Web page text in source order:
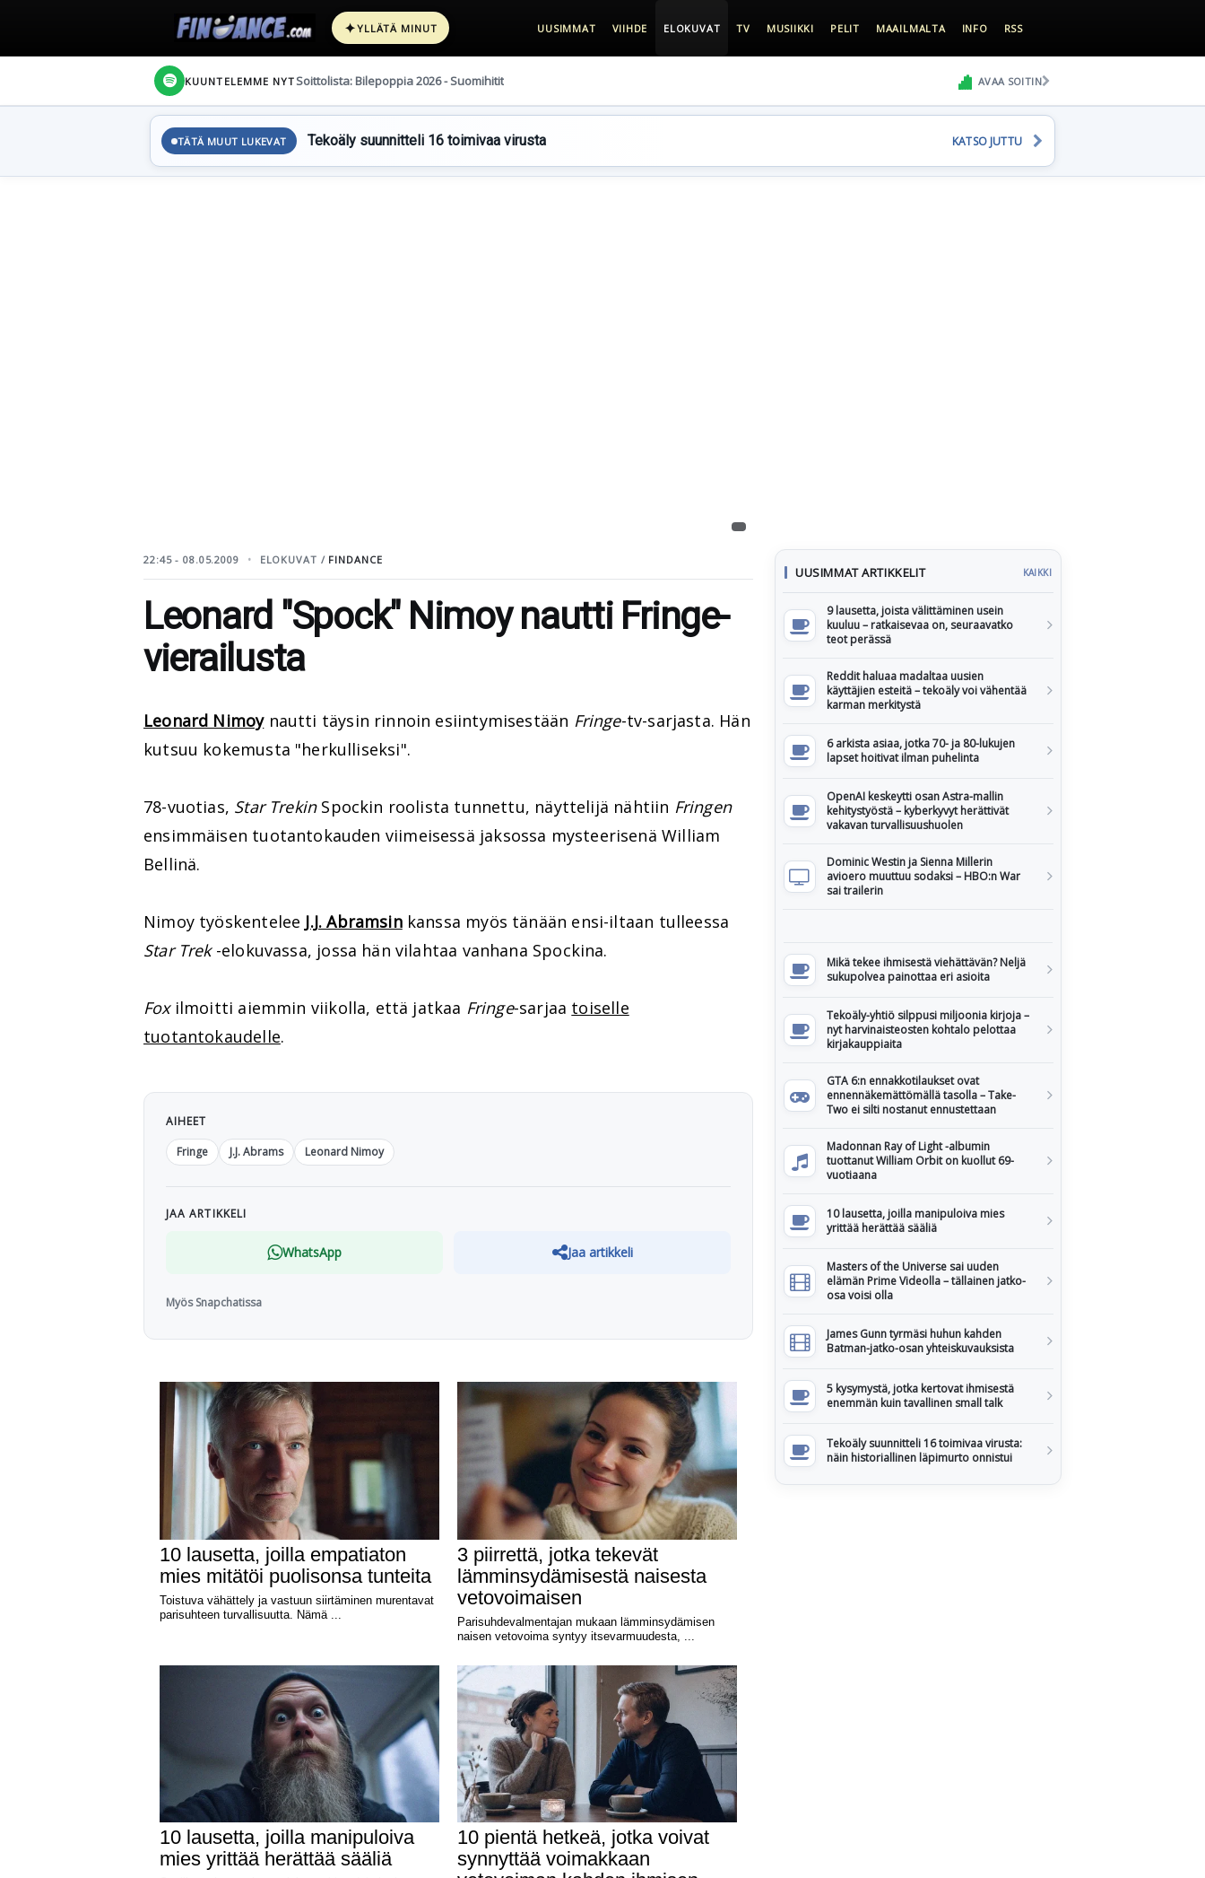
✦YLLÄTÄ MINUT UUSIMMAT VIIHDE ELOKUVAT TV MUSIIKKI PELIT MAAILMALTA INFO RSS
KUUNTELEMME NYT Soittolista: Bilepoppia 2026 - Suomihitit AVAA SOITIN
TÄTÄ MUUT LUKEVAT Tekoäly suunnitteli 16 toimivaa virusta KATSO JUTTU
22:45 - 08.05.2009 ELOKUVAT / FINDANCE
Leonard "Spock" Nimoy nautti Fringe-
vierailusta
Leonard Nimoynautti täysin rinnoin esiintymisestään Fringe-tv-sarjasta. Hän
kutsuu kokemusta "herkulliseksi".
78-vuotias, Star TrekinSpockin roolista tunnettu, näyttelijä nähtiin Fringen
ensimmäisen tuotantokauden viimeisessä jaksossa mysteerisenä William
Bellinä.
Nimoy työskentelee J.J. Abramsinkanssa myös tänään ensi-iltaan tulleessa
Star Trek-elokuvassa, jossa hän vilahtaa vanhana Spockina.
Foxilmoitti aiemmin viikolla, että jatkaa Fringe-sarjaa toiselle
tuotantokaudelle.
AIHEET
Fringe
J.J. Abrams Leonard Nimoy
JAA ARTIKKELI
WhatsApp Jaa artikkeli
Myös Snapchatissa
UUSIMMAT ARTIKKELIT KAIKKI
9 lausetta, joista välittäminen usein
kuuluu – ratkaisevaa on, seuraavatko
teot perässä
Reddit haluaa madaltaa uusien
käyttäjien esteitä – tekoäly voi vähentää
karman merkitystä
6 arkista asiaa, jotka 70- ja 80-lukujen
lapset hoitivat ilman puhelinta
OpenAI keskeytti osan Astra-mallin
kehitystyöstä – kyberkyvyt herättivät
vakavan turvallisuushuolen
Dominic Westin ja Sienna Millerin
avioero muuttuu sodaksi – HBO:n War
sai trailerin
Mikä tekee ihmisestä viehättävän? Neljä
sukupolvea painottaa eri asioita
Tekoäly-yhtiö silppusi miljoonia kirjoja –
nyt harvinaisteosten kohtalo pelottaa
kirjakauppiaita
GTA 6:n ennakkotilaukset ovat
ennennäkemättömällä tasolla – Take-
Two ei silti nostanut ennustettaan
Madonnan Ray of Light -albumin
tuottanut William Orbit on kuollut 69-
vuotiaana
10 lausetta, joilla manipuloiva mies
yrittää herättää sääliä
Masters of the Universe sai uuden
elämän Prime Videolla – tällainen jatko-
osa voisi olla
James Gunn tyrmäsi huhun kahden
Batman-jatko-osan yhteiskuvauksista
5 kysymystä, jotka kertovat ihmisestä
enemmän kuin tavallinen small talk
Tekoäly suunnitteli 16 toimivaa virusta:
näin historiallinen läpimurto onnistui